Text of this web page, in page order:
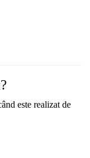
este realizat de